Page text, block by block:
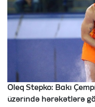
Oleq Stepko: Bakı
üzərində hərəkətlərə